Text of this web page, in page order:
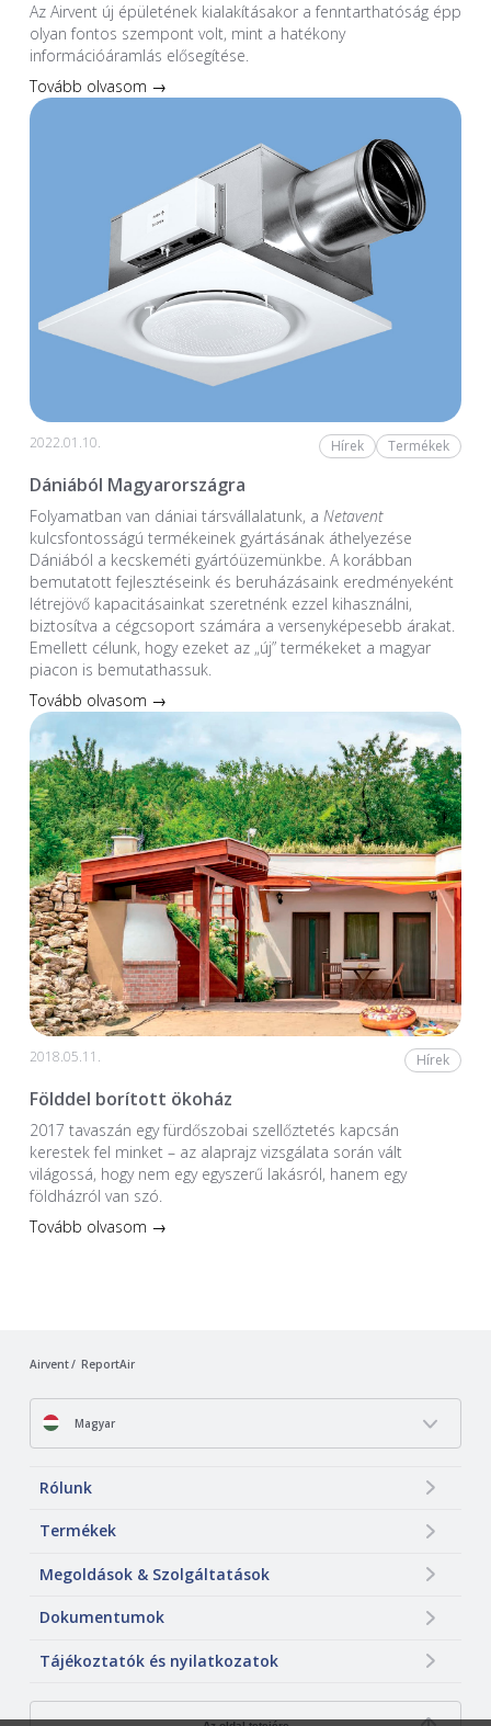
Az Airvent új épületének kialakításakor a fenntarthatóság épp
olyan fontos szempont volt, mint a hatékony
információáramlás elősegítése.
Tovább olvasom →
2022.01.10. Hírek Termékek
Dániából Magyarországra
Folyamatban van dániai társvállalatunk, a Netavent
kulcsfontosságú termékeinek gyártásának áthelyezése
Dániából a kecskeméti gyártóüzemünkbe. A korábban
bemutatott fejlesztéseink és beruházásaink eredményeként
létrejövő kapacitásainkat szeretnénk ezzel kihasználni,
biztosítva a cégcsoport számára a versenyképesebb árakat.
Emellett célunk, hogy ezeket az „új” termékeket a magyar
piacon is bemutathassuk.
Tovább olvasom →
2018.05.11. Hírek
Földdel borított ökoház
2017 tavaszán egy fürdőszobai szellőztetés kapcsán
kerestek fel minket – az alaprajz vizsgálata során vált
világossá, hogy nem egy egyszerű lakásról, hanem egy
földházról van szó.
Tovább olvasom →
Airvent ReportAir
Magyar
Rólunk
Termékek
Megoldások & Szolgáltatások
Dokumentumok
Tájékoztatók és nyilatkozatok